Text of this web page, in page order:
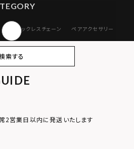
ネックレスチェーン ペアアクセサリー
ギフトボックス
索する
2営業日以内に発送いたします